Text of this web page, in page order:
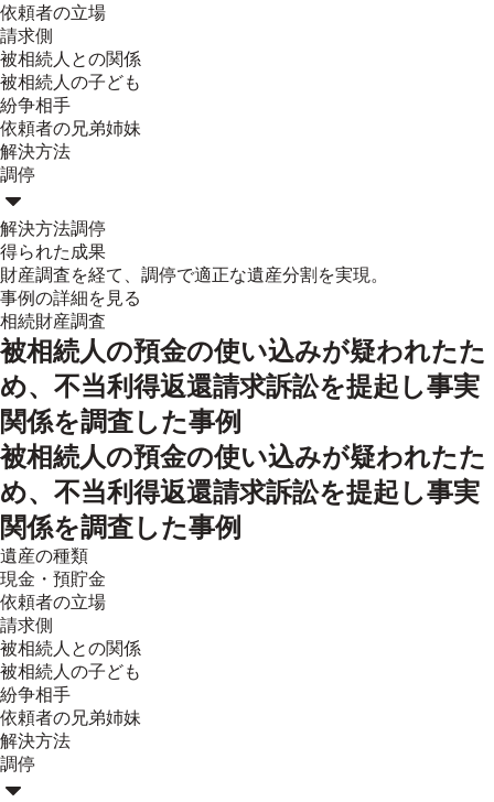
依頼者の立場
請求側
被相続人との関係
被相続人の子ども
紛争相手
依頼者の兄弟姉妹
解決方法
調停
解決方法調停
得られた成果
財産調査を経て、調停で適正な遺産分割を実現。
事例の詳細を見る
相続財産調査
被相続人の預金の使い込みが疑われたた
め、不当利得返還請求訴訟を提起し事実
関係を調査した事例
被相続人の預金の使い込みが疑われたた
め、不当利得返還請求訴訟を提起し事実
関係を調査した事例
遺産の種類
現金・預貯金
依頼者の立場
請求側
被相続人との関係
被相続人の子ども
紛争相手
依頼者の兄弟姉妹
解決方法
調停